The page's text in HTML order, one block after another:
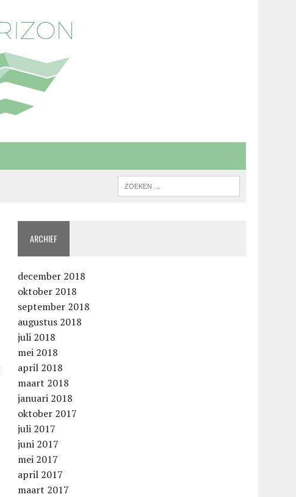
ARCHIEF
december 2018
oktober 2018
september 2018
augustus 2018
juli 2018
mei 2018
april 2018
maart 2018
januari 2018
oktober 2017
juli 2017
juni 2017
mei 2017
april 2017
maart 2017